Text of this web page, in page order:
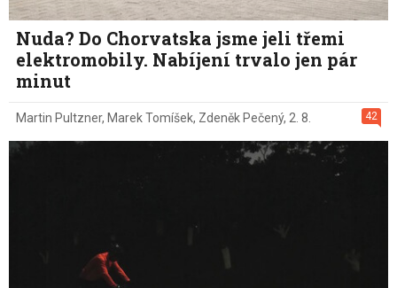
Nuda? Do Chorvatska jsme jeli třemi
elektromobily. Nabíjení trvalo jen pár
minut
42
Martin Pultzner, Marek Tomíšek, Zdeněk Pečený, 2. 8.